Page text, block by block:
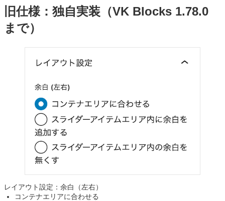
旧仕様：独自実装（VK Blocks 1.78.0
まで）
レイアウト設定：余白（左右）
コンテナエリアに合わせる